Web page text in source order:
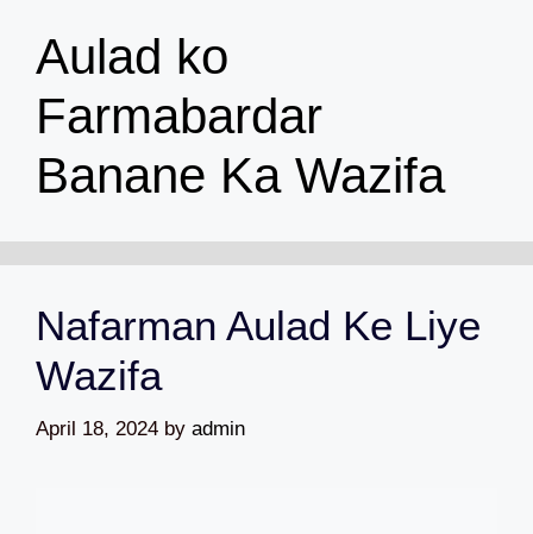
Aulad ko
Farmabardar
Banane Ka Wazifa
Nafarman Aulad Ke Liye
Wazifa
April 18, 2024 by admin